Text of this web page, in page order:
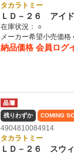
タカラトミー
ＬＤ－２６ アイ
在庫状況：
○
メーカー希望小売価格
納品価格 会員ログ
残りわずか COMING
4904810084914
タカラトミー
ＬＤ－２６ スウ